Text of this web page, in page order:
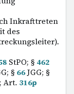
Inkrafttreten
des
StPO; § 462
§ 66JGG; §
Art. 316p